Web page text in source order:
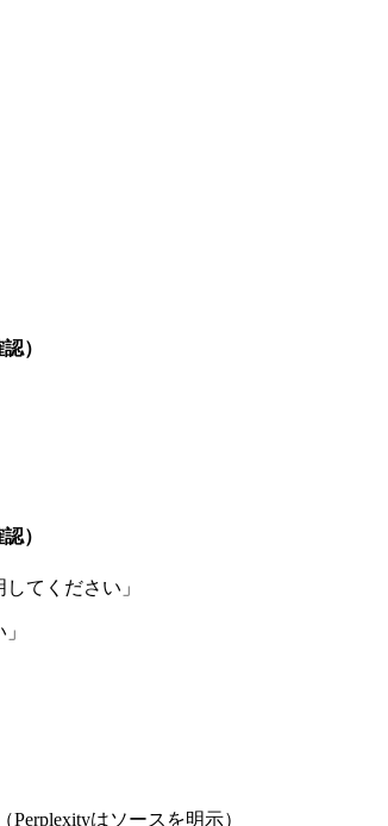
）
）
てください」
はソースを明示）